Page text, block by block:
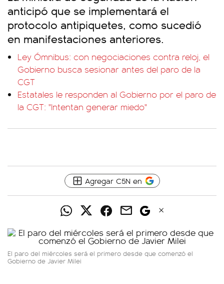
anticipó que se implementará el
protocolo antipiquetes, como sucedió
en manifestaciones anteriores.
Ley Ómnibus: con negociaciones contra reloj, el
Gobierno busca sesionar antes del paro de la
CGT
Estatales le responden al Gobierno por el paro de
la CGT: "Intentan generar miedo"
Agregar C5N en
El paro del miércoles será el primero desde que comenzó el
Gobierno de Javier Milei